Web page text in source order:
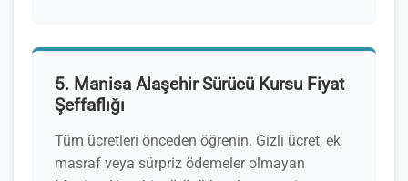
5. Manisa Alaşehir Sürücü Kursu Fiyat
Şeffaflığı
Tüm ücretleri önceden öğrenin. Gizli ücret, ek
masraf veya sürpriz ödemeler olmayan